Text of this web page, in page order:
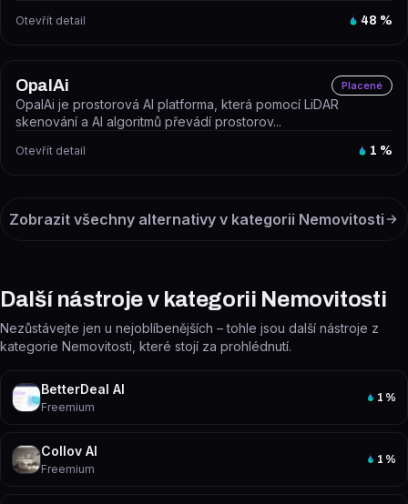
Otevřít detail 48 %
OpalAi Placené
OpalAi je prostorová AI platforma, která pomocí LiDAR
skenování a AI algoritmů převádí prostorov...
Otevřít detail 1 %
Zobrazit všechny alternativy v kategorii Nemovitosti
Další nástroje v kategorii Nemovitosti
Nezůstávejte jen u nejoblíbenějších – tohle jsou další nástroje z
kategorie Nemovitosti, které stojí za prohlédnutí.
BetterDeal AI
Freemium
1 %
Collov AI
Freemium
1 %